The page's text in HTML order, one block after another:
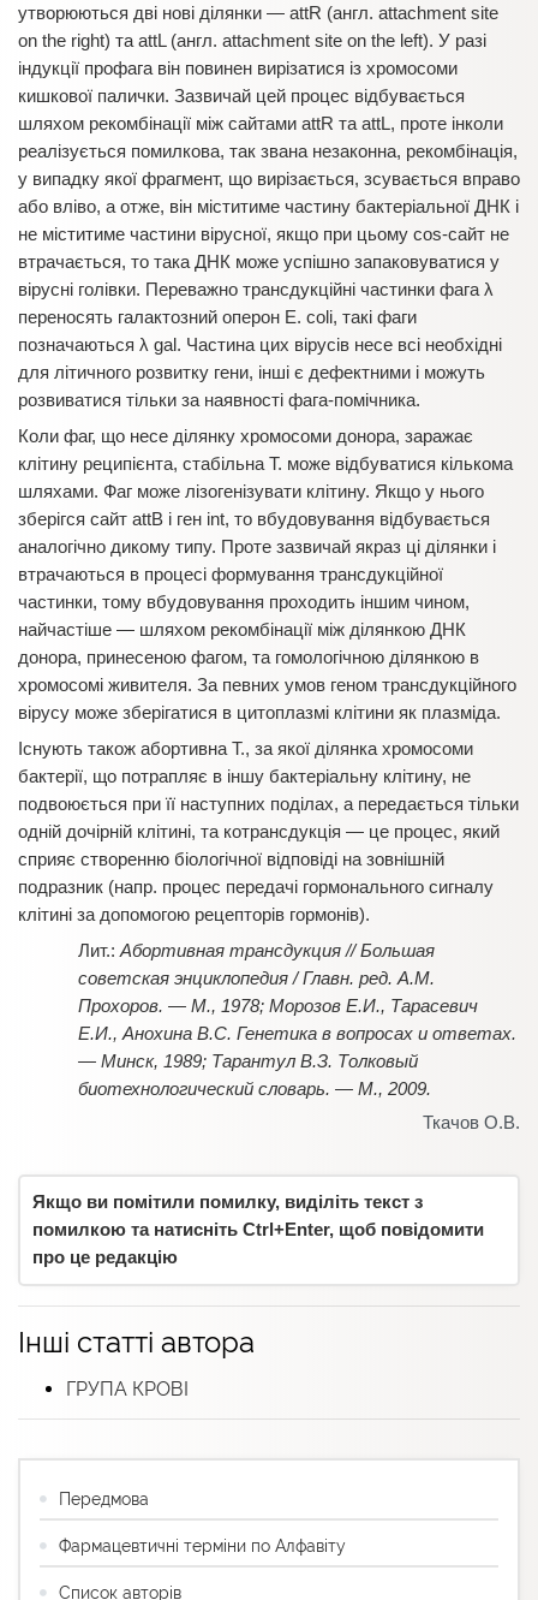
утворюються дві нові ділянки — attR (англ. attachment site
on the right) та attL (англ. attachment site on the left). У разі
індукції профага він повинен вирізатися із хромосоми
кишкової палички. Зазвичай цей процес відбувається
шляхом рекомбінації між сайтами attR та attL, проте інколи
реалізується помилкова, так звана незаконна, рекомбінація,
у випадку якої фрагмент, що вирізається, зсувається вправо
або вліво, а отже, він міститиме частину бактеріальної ДНК і
не міститиме частини вірусної, якщо при цьому cos-сайт не
втрачається, то така ДНК може успішно запаковуватися у
вірусні голівки. Переважно трансдукційні частинки фага λ
переносять галактозний оперон E. coli, такі фаги
позначаються λ gal. Частина цих вірусів несе всі необхідні
для літичного розвитку гени, інші є дефектними і можуть
розвиватися тільки за наявності фага-помічника.
Коли фаг, що несе ділянку хромосоми донора, заражає
клітину реципієнта, стабільна Т. може відбуватися кількома
шляхами. Фаг може лізогенізувати клітину. Якщо у нього
зберігся сайт attB і ген int, то вбудовування відбувається
аналогічно дикому типу. Проте зазвичай якраз ці ділянки і
втрачаються в процесі формування трансдукційної
частинки, тому вбудовування проходить іншим чином,
найчастіше — шляхом рекомбінації між ділянкою ДНК
донора, принесеною фагом, та гомологічною ділянкою в
хромосомі живителя. За певних умов геном трансдукційного
вірусу може зберігатися в цитоплазмі клітини як плазміда.
Існують також абортивна Т., за якої ділянка хромосоми
бактерії, що потрапляє в іншу бактеріальну клітину, не
подвоюється при її наступних поділах, а передається тільки
одній дочірній клітині, та котрансдукція — це процес, який
сприяє створенню біологічної відповіді на зовнішній
подразник (напр. процес передачі гормонального сигналу
клітині за допомогою рецепторів гормонів).
Абортивная трансдукция // Большая
советская энциклопедия / Главн. ред. А.М.
Прохоров. — М., 1978; Морозов Е.И., Тарасевич
Е.И., Анохина В.С. Генетика в вопросах и ответах.
— Минск, 1989; Тарантул В.З. Толковый
биотехнологический словарь. — М., 2009.
Ткачов О.В.
Якщо ви помітили помилку, виділіть текст з
помилкою та натисніть Ctrl+Enter, щоб повідомити
про це редакцію
Інші статті автора
ГРУПА КРОВІ
Передмова
Фармацевтичні терміни по Алфавіту
Список авторів